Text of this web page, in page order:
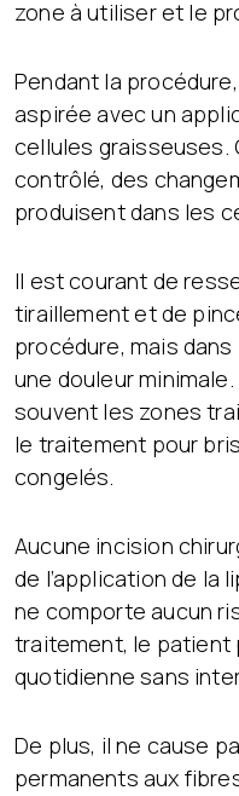
zone à utiliser et le
Pendant la
aspirée avec un
cellules graisseuses.
contrôlé, des
produisent dans les
Il est courant de
tiraillement et de
procédure, mais dans
une douleur
souvent les zones
le traitement pour
congelés.
Aucune incision
de l’application de la
ne comporte aucun
traitement, le patient
quotidienne sans
De plus, il ne cause
permanents aux